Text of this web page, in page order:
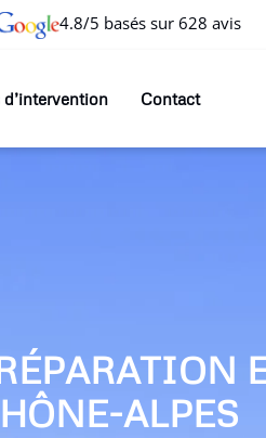
4.8/5 basés sur 628 avis
d’intervention Contact
ALPES